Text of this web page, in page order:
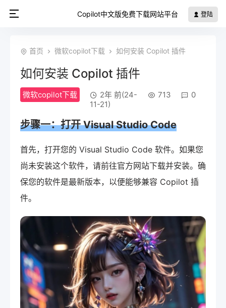
Copilot中文版免费下载网站平台 登陆
首页 微软copilot下载 如何安装 Copilot 插件
如何安装 Copilot 插件
微软copilot下载
2年 前(24-
11-21)
713 0
步骤一：打开 Visual Studio Code
首先，打开您的 Visual Studio Code 软件。如果您
尚未安装这个软件，请前往官方网站下载并安装。确
保您的软件是最新版本，以便能够兼容 Copilot 插
件。